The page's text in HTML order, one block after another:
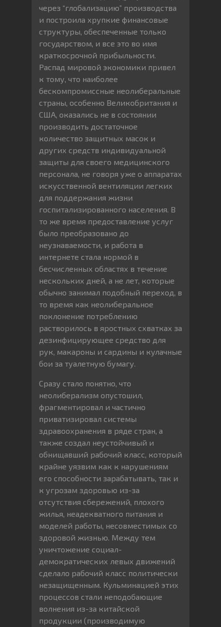
через “глобализацию” производства
и построила хрупкие финансовые
структуры, обеспеченные только
государством, и все это во имя
краткосрочной прибыльности.
Распад мировой экономики привел
к тому, что наиболее
бескомпромиссные неолиберальные
страны, особенно Великобритания и
США, оказались не в состоянии
производить достаточное
количество защитных масок и
других средств индивидуальной
защиты для своего медицинского
персонала, не говоря уже о аппаратах
искусственной вентиляции легких
для поддержания жизни
госпитализированного населения. В
то же время предоставление услуг
было преобразовано до
неузнаваемости, и работа в
интернете стала нормой в
бесчисленных областях в течение
нескольких дней, а не лет, которые
обычно занимал подобный переход, в
то время как неолиберальное
поклонение потреблению
растворилось в яростных схватках за
дезинфицирующее средство для
рук, макароны и сардины и кулачные
бои за туалетную бумагу.
Сразу стало понятно, что
неолиберализм опустошил,
фрагментировал и частично
приватизировал системы
здравоохранения в ряде стран, а
также создал неустойчивый и
обнищавший рабочий класс, который
крайне уязвим как к нарушениям
его способности зарабатывать, так и
к угрозам здоровью из-за
отсутствия сбережений, плохого
жилья, неадекватного питания и
моделей работы, несовместимых со
здоровой жизнью. Между тем
уничтожение социал-
демократических левых движений
сделало рабочий класс политически
незащищенным. Кульминацией этих
процессов стали неподобающие
волнения из-за китайской
продукции (производимую